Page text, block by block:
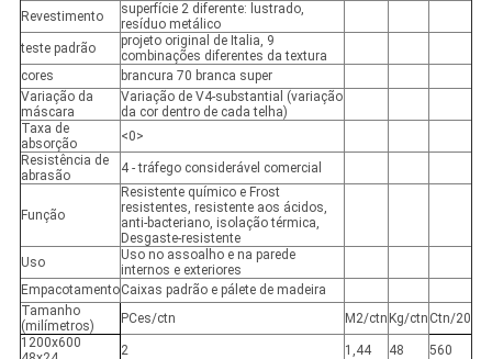
Revestimento
superfície 2 diferente: lustrado,
resíduo metálico
teste padrão
projeto original de Italia, 9
combinações diferentes da textura
cores
brancura 70 branca super
Variação da
máscara
Variação de V4-substantial (variação
da cor dentro de cada telha)
Taxa de
absorção
<0>
Resistência de
abrasão
4 - tráfego considerável comercial
Função
Resistente químico e Frost
resistentes, resistente aos ácidos,
anti-bacteriano, isolação térmica,
Desgaste-resistente
Uso
Uso no assoalho e na parede
internos e exteriores
EmpacotamentoCaixas padrão e pálete de madeira
Tamanho
(milímetros)
PCes/ctn M2/ctn Kg/ctn Ctn/20
1200x600
2 1,44 48
560